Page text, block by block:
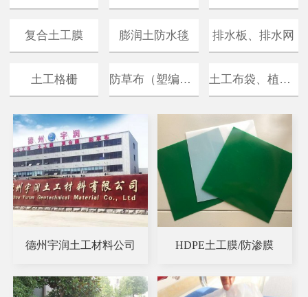
复合土工膜 膨润土防水毯 排水板、排水网
土工格栅 防草布（塑编布） 土工布袋、植生袋
德州宇润土工材料公司 HDPE土工膜/防渗膜